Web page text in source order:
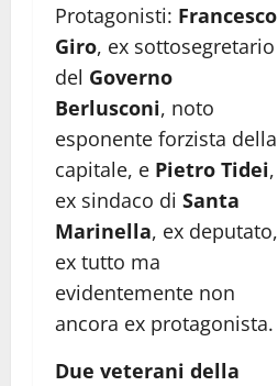
Protagonisti: Francesco
Giro, ex sottosegretario
del Governo
Berlusconi, noto
esponente forzista della
capitale, e Pietro Tidei,
ex sindaco di Santa
Marinella, ex deputato,
ex tutto ma
evidentemente non
ancora ex protagonista.
Due veterani della